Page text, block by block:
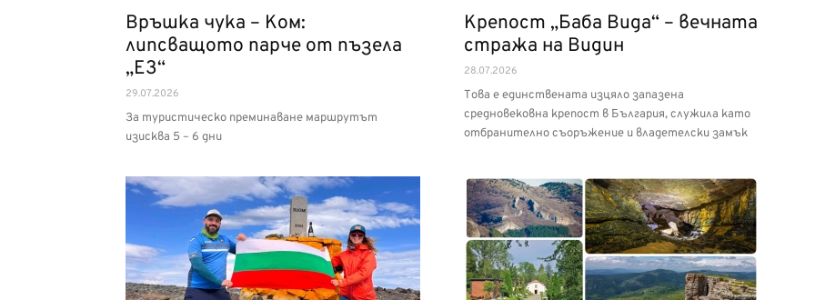
Връшка чука – Ком:
липсващото парче от пъзела
„Е3“
29.07.2026
За туристическо преминаване маршрутът
изисква 5 – 6 дни
Крепост „Баба Вида“ – вечната
стража на Видин
28.07.2026
Това е единствената изцяло запазена
средновековна крепост в България, служила като
отбранително съоръжение и владетелски замък